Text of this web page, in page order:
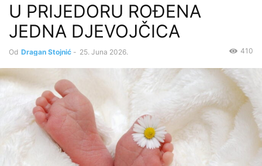
U PRIJEDORU ROĐENA
JEDNA DJEVOJČICA
Od Dragan Stojnić - 25. Juna 2026. 410